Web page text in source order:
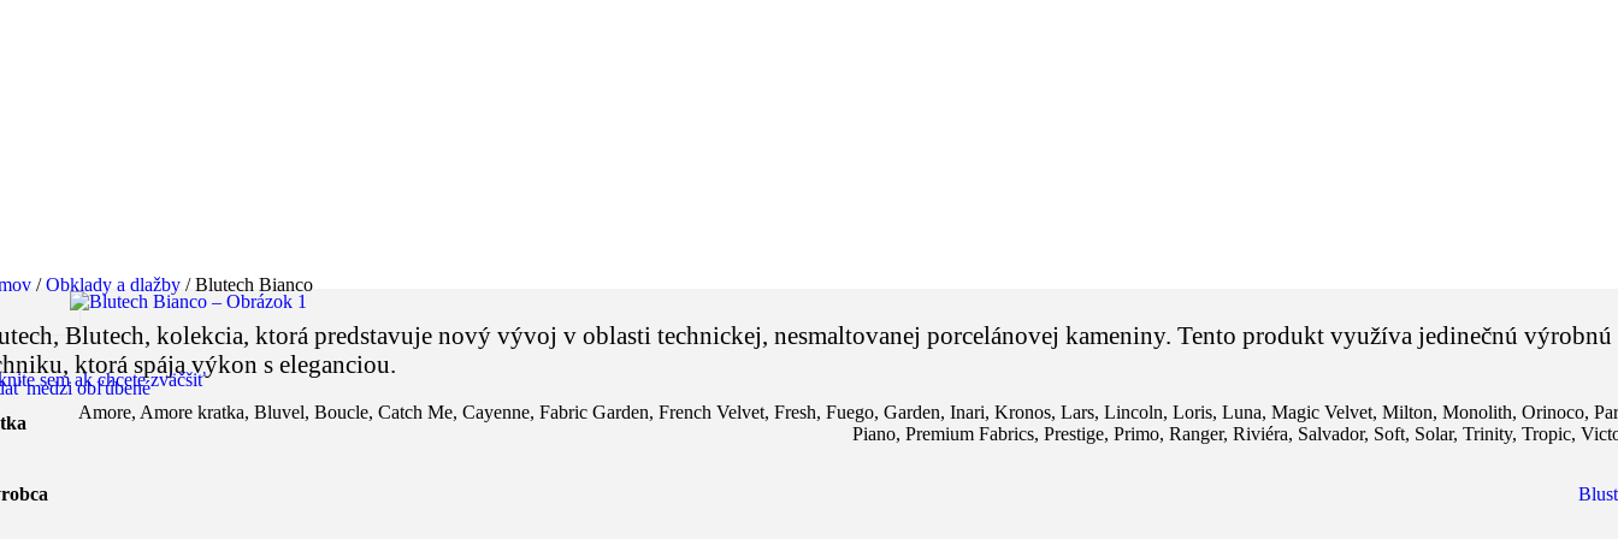
sem ak chcete zväčšiť
/ Obklady a dlažby / Blutech Bianco
Blutech, kolekcia, ktorá predstavuje nový vývoj v oblasti technickej, nesmaltovanej porcelánovej kameniny. Tento produkt využíva jedinečnú výrobnú
ktorá spája výkon s eleganciou.
medzi obľúbené
Amore, Amore kratka, Bluvel, Boucle, Catch Me, Cayenne, Fabric Garden, French Velvet, Fresh, Fuego, Garden, Inari, Kronos, Lars, Lincoln, Loris, Luna, Magic Velvet, Milton, Monolith, Orinoco,
Piano, Premium Fabrics, Prestige, Primo, Ranger, Riviéra, Salvador, Soft, Solar, Trinity, Tropic,